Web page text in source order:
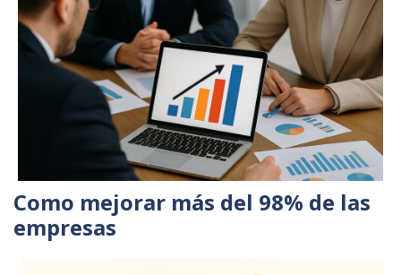
Como mejorar más del 98% de las
empresas